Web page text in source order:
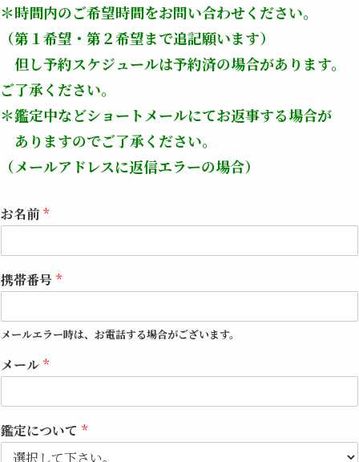
＊時間内のご希望時間をお問い合わせください。
（第１希望・第２希望まで追記願います）
但し予約スケジュールは予約済の場合があります。
ご了承ください。
＊鑑定中などショートメールにてお返事する場合が
ありますのでご了承ください。
（メールアドレスに返信エラーの場合）
お名前 *
携帯番号 *
メールエラー時は、お電話する場合がございます。
メール *
鑑定について *